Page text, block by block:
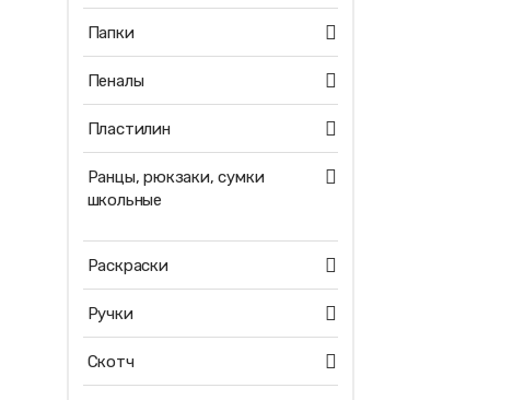
Папки
Пеналы
Пластилин
Ранцы, рюкзаки, сумки
школьные
Раскраски
Ручки
Скотч